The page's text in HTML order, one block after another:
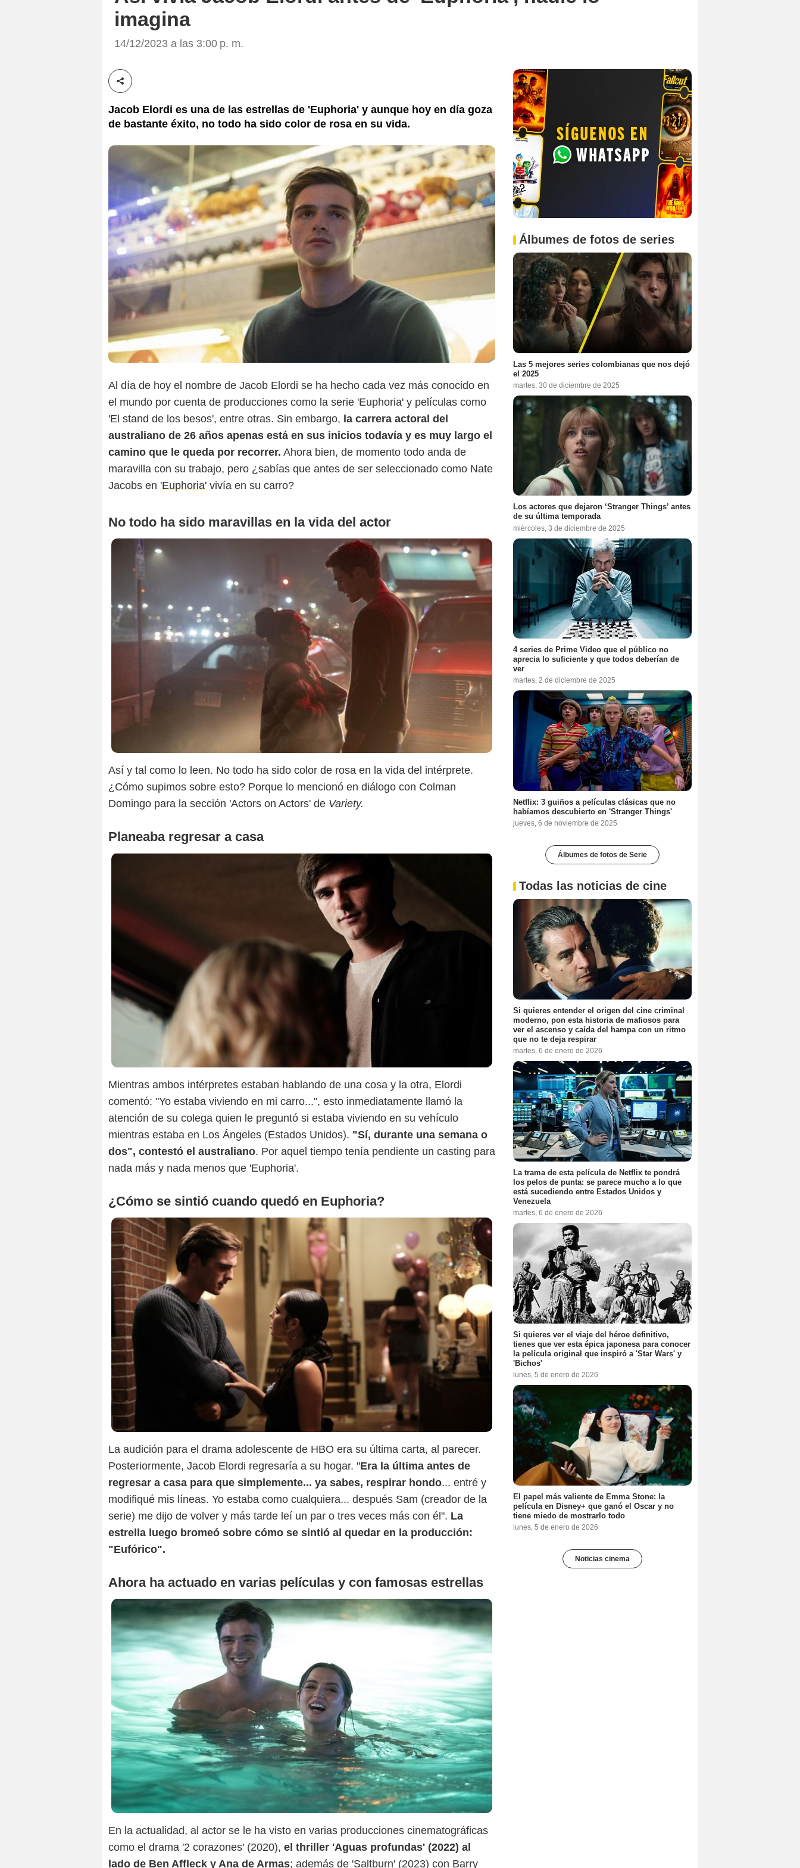
imagina
14/12/2023 a las 3:00 p. m.
Compartir esta noticia
Jacob Elordi es una de las estrellas de 'Euphoria' y aunque hoy en día goza
de bastante éxito, no todo ha sido color de rosa en su vida.
Al día de hoy el nombre de Jacob Elordi se ha hecho cada vez más conocido en
el mundo por cuenta de producciones como la serie 'Euphoria' y películas como
'El stand de los besos', entre otras. Sin embargo, la carrera actoral del
australiano de 26 años apenas está en sus inicios todavía y es muy largo el
camino que le queda por recorrer. Ahora bien, de momento todo anda de
maravilla con su trabajo, pero ¿sabías que antes de ser seleccionado como Nate
Jacobs en 'Euphoria' vivía en su carro?
No todo ha sido maravillas en la vida del actor
Así y tal como lo leen. No todo ha sido color de rosa en la vida del intérprete.
¿Cómo supimos sobre esto? Porque lo mencionó en diálogo con Colman
Domingo para la sección 'Actors on Actors' de Variety.
Planeaba regresar a casa
HBO Max
Mientras ambos intérpretes estaban hablando de una cosa y la otra, Elordi
comentó: "Yo estaba viviendo en mi carro...", esto inmediatamente llamó la
atención de su colega quien le preguntó si estaba viviendo en su vehículo
mientras estaba en Los Ángeles (Estados Unidos). "Sí, durante una semana o
dos", contestó el australiano. Por aquel tiempo tenía pendiente un casting para
nada más y nada menos que 'Euphoria'.
¿Cómo se sintió cuando quedó en Euphoria?
La audición para el drama adolescente de HBO era su última carta, al parecer.
Posteriormente, Jacob Elordi regresaría a su hogar. "Era la última antes de
regresar a casa para que simplemente... ya sabes, respirar hondo... entré y
modifiqué mis líneas. Yo estaba como cualquiera... después Sam (creador de la
serie) me dijo de volver y más tarde leí un par o tres veces más con él". La
estrella luego bromeó sobre cómo se sintió al quedar en la producción:
"Eufórico".
Ahora ha actuado en varias películas y con famosas estrellas
Amazon Prime Video
En la actualidad, al actor se le ha visto en varias producciones cinematográficas
como el drama '2 corazones' (2020), el thriller 'Aguas profundas' (2022) al
lado de Ben Affleck y Ana de Armas; además de 'Saltburn' (2023) con Barry
Álbumes de fotos de series
Las 5 mejores series colombianas que nos dejó
el 2025
martes, 30 de diciembre de 2025
Los actores que dejaron ‘Stranger Things’ antes
de su última temporada
miércoles, 3 de diciembre de 2025
4 series de Prime Video que el público no
aprecia lo suficiente y que todos deberían de
ver
martes, 2 de diciembre de 2025
Netflix: 3 guiños a películas clásicas que no
habíamos descubierto en 'Stranger Things'
jueves, 6 de noviembre de 2025
Álbumes de fotos de Serie
Todas las noticias de cine
Si quieres entender el origen del cine criminal
moderno, pon esta historia de mafiosos para
ver el ascenso y caída del hampa con un ritmo
que no te deja respirar
martes, 6 de enero de 2026
La trama de esta película de Netflix te pondrá
los pelos de punta: se parece mucho a lo que
está sucediendo entre Estados Unidos y
Venezuela
martes, 6 de enero de 2026
Si quieres ver el viaje del héroe definitivo,
tienes que ver esta épica japonesa para conocer
la película original que inspiró a 'Star Wars' y
'Bichos'
lunes, 5 de enero de 2026
El papel más valiente de Emma Stone: la
película en Disney+ que ganó el Oscar y no
tiene miedo de mostrarlo todo
lunes, 5 de enero de 2026
Noticias cinema